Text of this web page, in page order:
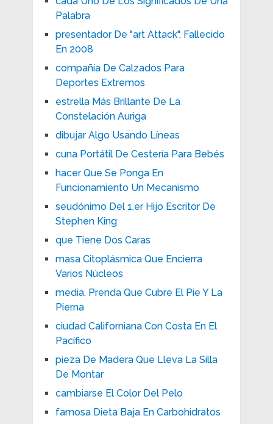
Palabra
presentador De "art Attack", Fallecido
En 2008
compañía De Calzados Para
Deportes Extremos
estrella Más Brillante De La
Constelación Auriga
dibujar Algo Usando Líneas
cuna Portátil De Cestería Para Bebés
hacer Que Se Ponga En
Funcionamiento Un Mecanismo
seudónimo Del 1.er Hijo Escritor De
Stephen King
que Tiene Dos Caras
masa Citoplásmica Que Encierra
Varios Núcleos
media, Prenda Que Cubre El Pie Y La
Pierna
ciudad Californiana Con Costa En El
Pacífico
pieza De Madera Que Lleva La Silla
De Montar
cambiarse El Color Del Pelo
famosa Dieta Baja En Carbohidratos